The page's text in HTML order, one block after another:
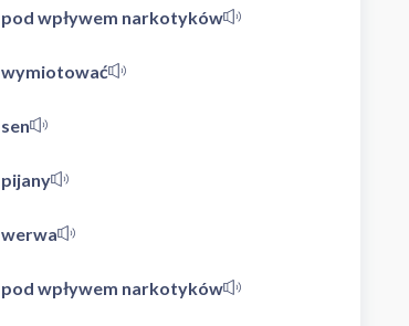
pod wpływem narkotyków
wymiotować
sen
pijany
werwa
pod wpływem narkotyków